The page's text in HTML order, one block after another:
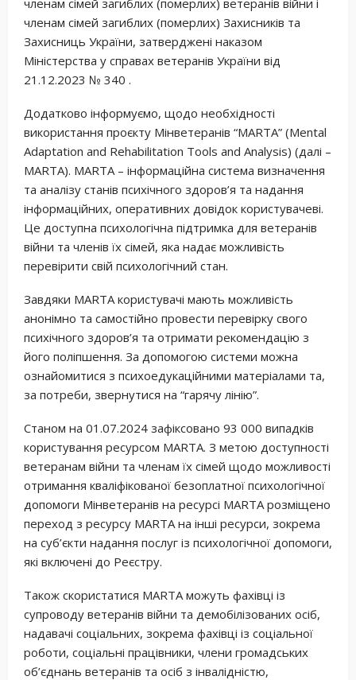
членам сімей загиблих (померлих) Захисників та
Захисниць України, затверджені наказом
Міністерства у справах ветеранів України від
21.12.2023 № 340 .
Додатково інформуємо, щодо необхідності
використання проєкту Мінветеранів “MARTA” (Mental
Adaptation and Rehabilitation Tools and Analysis) (далі –
MARTA). MARTA – інформаційна система визначення
та аналізу станів психічного здоров’я та надання
інформаційних, оперативних довідок користувачеві.
Це доступна психологічна підтримка для ветеранів
війни та членів їх сімей, яка надає можливість
перевірити свій психологічний стан.
Завдяки MARTA користувачі мають можливість
анонімно та самостійно провести перевірку свого
психічного здоров’я та отримати рекомендацію з
його поліпшення. За допомогою системи можна
ознайомитися з психоедукаційними матеріалами та,
за потреби, звернутися на “гарячу лінію”.
Станом на 01.07.2024 зафіксовано 93 000 випадків
користування ресурсом MARTA. З метою доступності
ветеранам війни та членам їх сімей щодо можливості
отримання кваліфікованої безоплатної психологічної
допомоги Мінветеранів на ресурсі MARTA розміщено
переход з ресурсу MARTA на інші ресурси, зокрема
на суб’єкти надання послуг із психологічної допомоги,
які включені до Реєстру.
Також скористатися MARTA можуть фахівці із
супроводу ветеранів війни та демобілізованих осіб,
надавачі соціальних, зокрема фахівці із соціальної
роботи, соціальні працівники, члени громадських
об’єднань ветеранів та осіб з інвалідністю,